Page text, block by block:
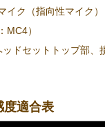
イク（指向性マイク）
MC4）
ドセットトップ部
度適合表